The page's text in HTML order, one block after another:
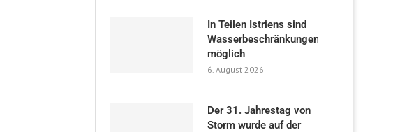
In Teilen Istriens sind
Wasserbeschränkungen
möglich
6. August 2026
Der 31. Jahrestag von
Storm wurde auf der